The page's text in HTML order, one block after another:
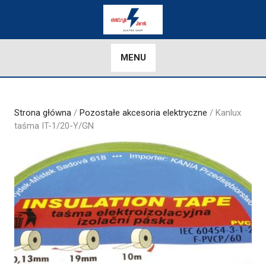
MENU
Strona główna / Pozostałe akcesoria elektryczne / Kanlux
taśma IT-1/20-Y/GN